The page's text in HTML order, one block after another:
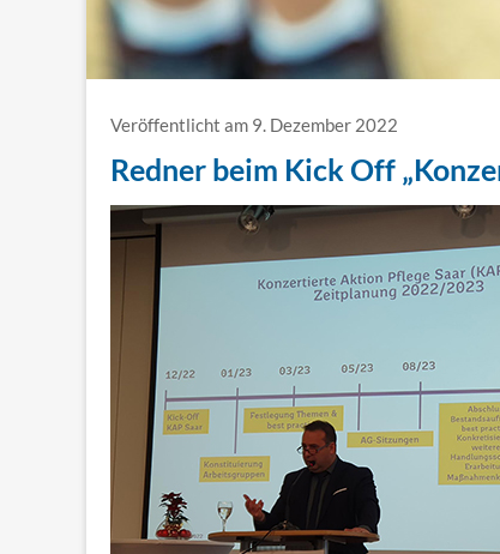
Veröffentlicht am 9. Dezember 2022
Redner beim Kick Off